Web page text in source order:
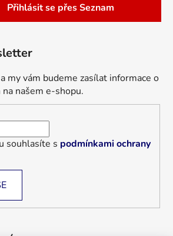
Přihlásit se přes Seznam
my vám budeme zasílat informace o
našem e-shopu.
souhlasíte s podmínkami ochrany